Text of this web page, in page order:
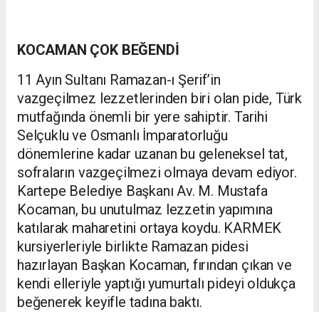
KOCAMAN ÇOK BEĞENDİ
11 Ayın Sultanı Ramazan-ı Şerif’in
vazgeçilmez lezzetlerinden biri olan pide, Türk
mutfağında önemli bir yere sahiptir. Tarihi
Selçuklu ve Osmanlı İmparatorluğu
dönemlerine kadar uzanan bu geleneksel tat,
sofraların vazgeçilmezi olmaya devam ediyor.
Kartepe Belediye Başkanı Av. M. Mustafa
Kocaman, bu unutulmaz lezzetin yapımına
katılarak maharetini ortaya koydu. KARMEK
kursiyerleriyle birlikte Ramazan pidesi
hazırlayan Başkan Kocaman, fırından çıkan ve
kendi elleriyle yaptığı yumurtalı pideyi oldukça
beğenerek keyifle tadına baktı.